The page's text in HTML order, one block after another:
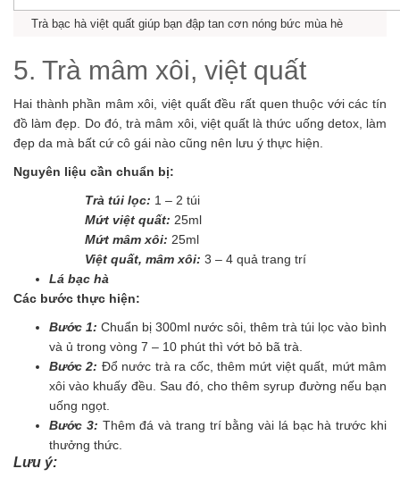
Trà bạc hà việt quất giúp bạn đập tan cơn nóng bức mùa hè
5. Trà mâm xôi, việt quất
Hai thành phần mâm xôi, việt quất đều rất quen thuộc với các tín
đồ làm đẹp. Do đó, trà mâm xôi, việt quất là thức uống detox, làm
đẹp da mà bất cứ cô gái nào cũng nên lưu ý thực hiện.
Nguyên liệu cần chuẩn bị:
Trà túi lọc: 1 – 2 túi
Mứt việt quất: 25ml
Mứt mâm xôi: 25ml
Việt quất, mâm xôi: 3 – 4 quả trang trí
Lá bạc hà
Các bước thực hiện:
Bước 1: Chuẩn bị 300ml nước sôi, thêm trà túi lọc vào bình
và ủ trong vòng 7 – 10 phút thì vớt bỏ bã trà.
Bước 2: Đổ nước trà ra cốc, thêm mứt việt quất, mứt mâm
xôi vào khuấy đều. Sau đó, cho thêm syrup đường nếu bạn
uống ngọt.
Bước 3: Thêm đá và trang trí bằng vài lá bạc hà trước khi
thưởng thức.
Lưu ý: